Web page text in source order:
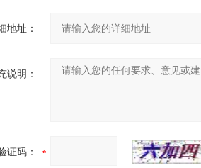
地址：
说明：
证码：